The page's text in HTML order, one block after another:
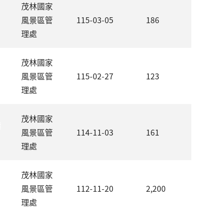
茂林國家
風景區管
理處
115-03-05 186
茂林國家
風景區管
理處
115-02-27 123
茂林國家
風景區管
理處
114-11-03 161
茂林國家
風景區管
理處
112-11-20 2,200